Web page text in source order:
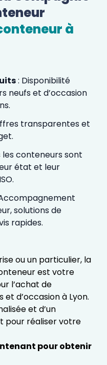
: Disponibilité
neufs et d’occasion
transparentes et
les conteneurs sont
état et leur
solutions de
rapides.
ou un particulier, la
est votre
l’achat de
d’occasion à Lyon.
et d’un
pour réaliser votre
pour obtenir